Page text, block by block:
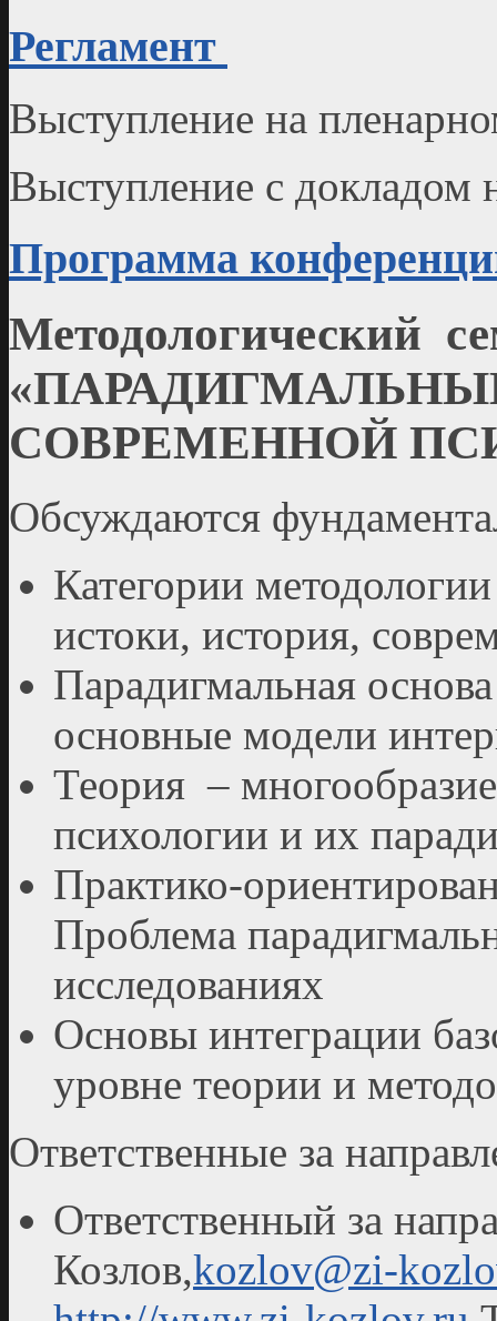
Регламент
Выступление на
Выступление с докладом
Программа
Методологический
СОВРЕМЕННОЙ
Обсуждаются
Категории
истоки, история,
Парадигмальная
основные модели
Теория –
психологии и их
Практико-
Проблема
исследованиях
Основы интеграции
уровне теории и
Ответственные за
Ответственный за
Козлов,kozlov@zi-